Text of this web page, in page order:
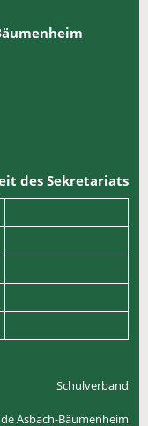
des Sekretariats
Schulverband
Asbach-Bäumenheim